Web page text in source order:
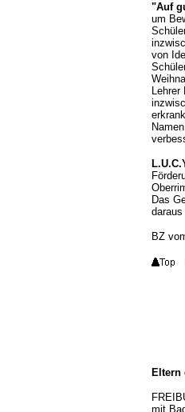
"Auf
um
von
Das
BZ
mit